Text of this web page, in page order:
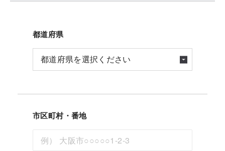
都道府県
市区町村・番地